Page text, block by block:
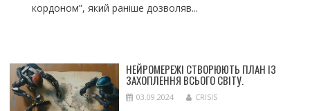
кордоном”, який раніше дозволяв...
НЕЙРОМЕРЕЖІ СТВОРЮЮТЬ ПЛАН ІЗ
ЗАХОПЛЕННЯ ВСЬОГО СВІТУ.
03.09.2024 CRISIS